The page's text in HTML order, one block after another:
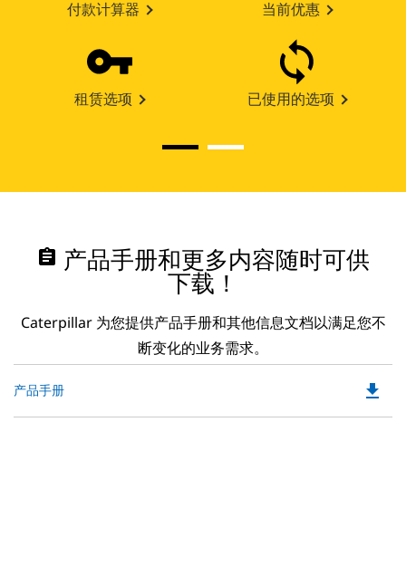
付款计算器 当前优惠
租赁选项 已使用的选项
assignment 产品手册和更多内容随时可供
下载！
Caterpillar 为您提供产品手册和其他信息文档以满足您不
断变化的业务需求。
产品手册 file_download